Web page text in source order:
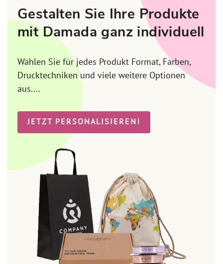
Gestalten Sie Ihre Produkte
mit Damada ganz individuell
Wählen Sie für jedes Produkt Format, Farben,
Drucktechniken und viele weitere Optionen
aus....
JETZT PERSONALISIEREN!